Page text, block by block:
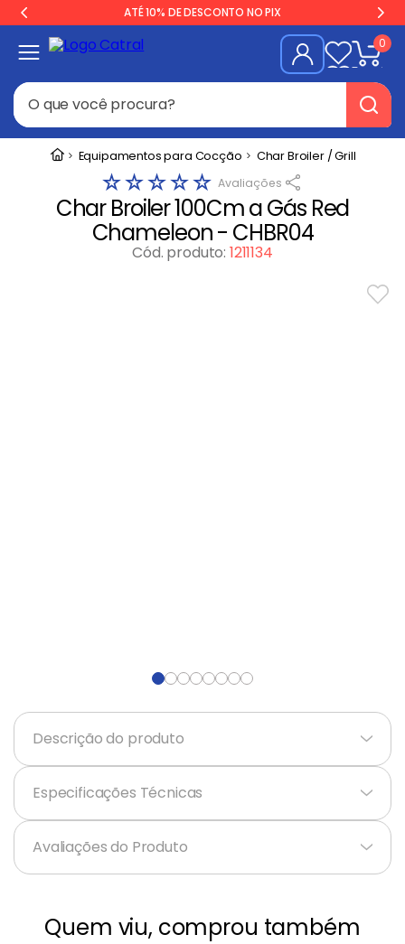
ATÉ 10% DE DESCONTO NO PIX
0
O que você procura?
Equipamentos para Cocção Char Broiler / Grill
☆☆☆☆☆
Char Broiler 100Cm a Gás Red
Chameleon - CHBR04
Cód. produto: 1211134
Descrição do produto +
Especificações Técnicas +
Avaliações do Produto
Quem viu, comprou também
Termos mais buscados
Geladeira
Freezer
Balança